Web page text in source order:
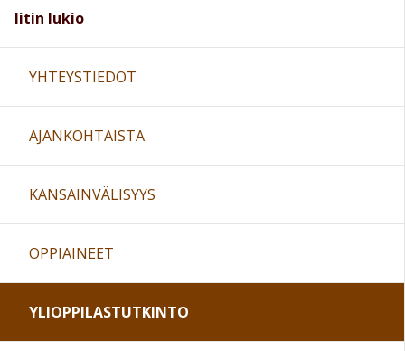
Iitin lukio
YHTEYSTIEDOT
AJANKOHTAISTA
KANSAINVÄLISYYS
OPPIAINEET
YLIOPPILASTUTKINTO